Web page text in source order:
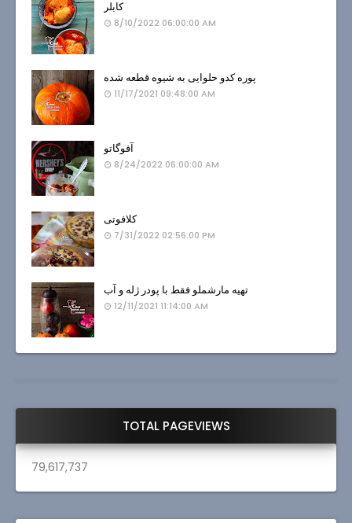
کابلر
8/10/2022 06:00:00 AM
پوره کدو حلوایی به شیوه قطعه شده
11/17/2021 09:48:00 AM
آفوگاتو
8/24/2022 06:00:00 AM
کلافوتی
7/31/2022 02:56:00 PM
تهیه مارشملو فقط با پودر ژله و آب
12/11/2021 11:14:00 AM
TOTAL PAGEVIEWS
79,617,737